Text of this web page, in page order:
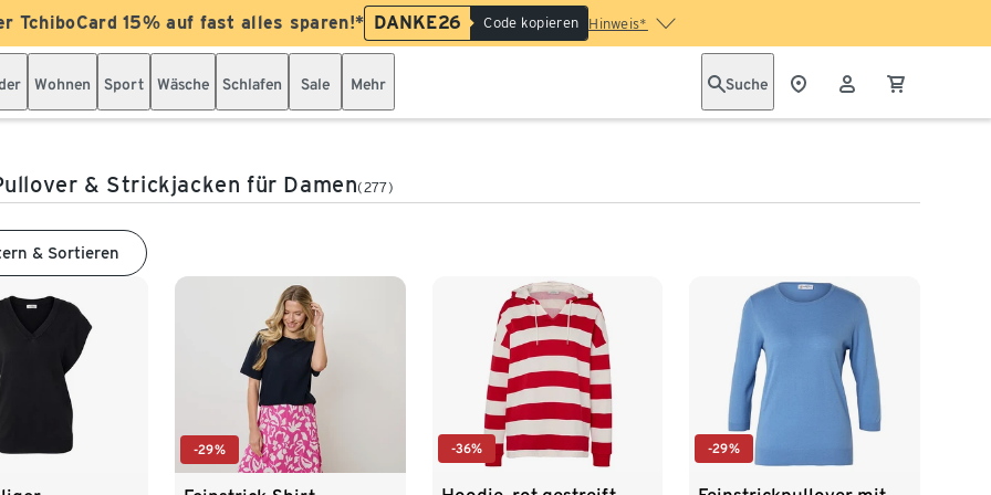
TchiboCard 15% auf fast alles sparen!* DANKE26 Code kopieren Hinweis*
Wohnen Sport Wäsche Schlafen Sale Mehr Suche
& Strickjacken für Damen(277)
& Sortieren
-29% -36% -29%